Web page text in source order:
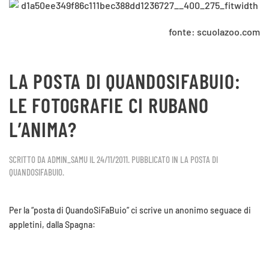
fonte: scuolazoo.com
LA POSTA DI QUANDOSIFABUIO:
LE FOTOGRAFIE CI RUBANO
L’ANIMA?
SCRITTO DA ADMIN_SAMU IL24/11/2011. PUBBLICATO IN LA POSTA DI
QUANDOSIFABUIO.
Per la “posta di QuandoSiFaBuio” ci scrive un anonimo seguace di
appletini, dalla Spagna: